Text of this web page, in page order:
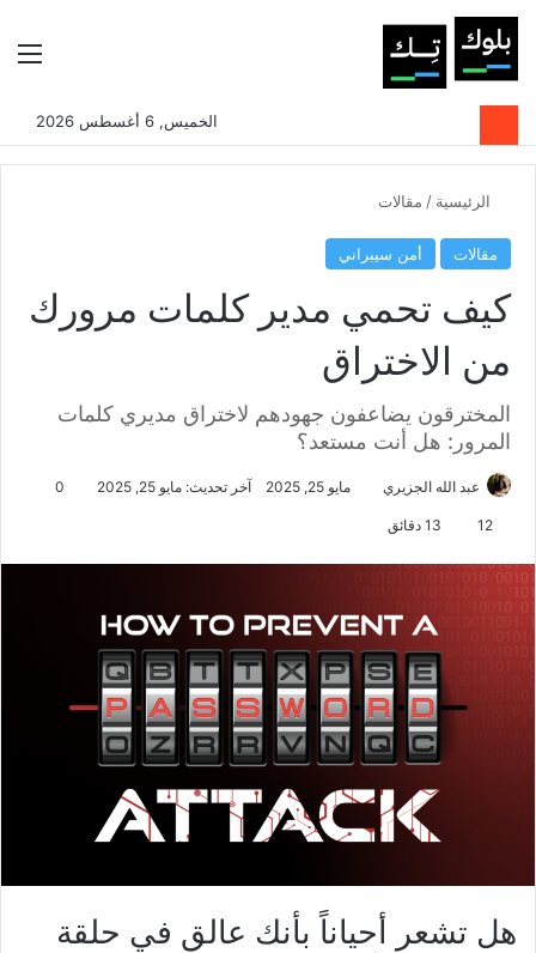
بحثالوضع
الخميس, 6 أغسطس 2026
الرئيسية / مقالات
مقالات أمن سيبراني
كيف تحمي مدير كلمات مرورك
من الاختراق
المخترقون يضاعفون جهودهم لاختراق مديري كلمات
المرور: هل أنت مستعد؟
عبد الله الجزيري مايو 25, 2025 آخر تحديث: مايو 25, 2025 0
12
هل تشعر أحياناً بأنك عالق في حلقة